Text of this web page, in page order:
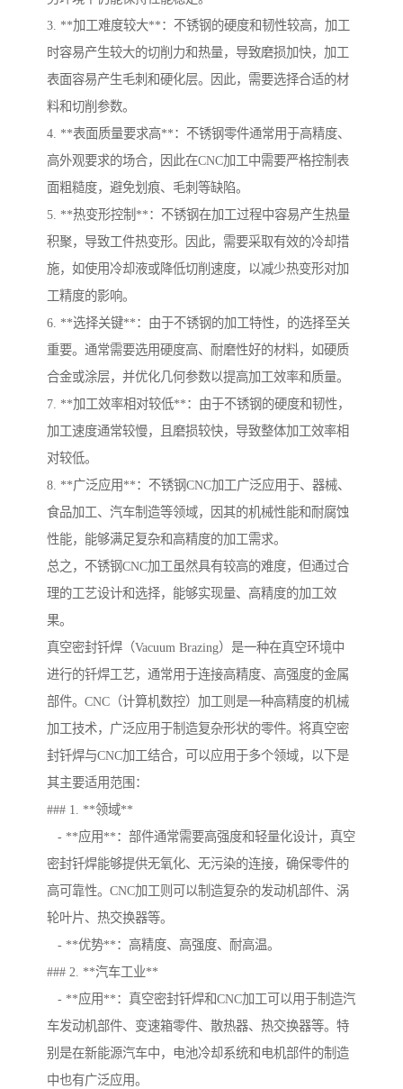
3. **加工难度较大**：不锈钢的硬度和韧性较高，加工
时容易产生较大的切削力和热量，导致磨损加快，加工
表面容易产生毛刺和硬化层。因此，需要选择合适的材
料和切削参数。
4. **表面质量要求高**：不锈钢零件通常用于高精度、
高外观要求的场合，因此在CNC加工中需要严格控制表
面粗糙度，避免划痕、毛刺等缺陷。
5. **热变形控制**：不锈钢在加工过程中容易产生热量
积聚，导致工件热变形。因此，需要采取有效的冷却措
施，如使用冷却液或降低切削速度，以减少热变形对加
工精度的影响。
6. **选择关键**：由于不锈钢的加工特性，的选择至关
重要。通常需要选用硬度高、耐磨性好的材料，如硬质
合金或涂层，并优化几何参数以提高加工效率和质量。
7. **加工效率相对较低**：由于不锈钢的硬度和韧性，
加工速度通常较慢，且磨损较快，导致整体加工效率相
对较低。
8. **广泛应用**：不锈钢CNC加工广泛应用于、器械、
食品加工、汽车制造等领域，因其的机械性能和耐腐蚀
性能，能够满足复杂和高精度的加工需求。
总之，不锈钢CNC加工虽然具有较高的难度，但通过合
理的工艺设计和选择，能够实现量、高精度的加工效
果。
真空密封钎焊（Vacuum Brazing）是一种在真空环境中
进行的钎焊工艺，通常用于连接高精度、高强度的金属
部件。CNC（计算机数控）加工则是一种高精度的机械
加工技术，广泛应用于制造复杂形状的零件。将真空密
封钎焊与CNC加工结合，可以应用于多个领域，以下是
其主要适用范围：
### 1. **领域**
- **应用**：部件通常需要高强度和轻量化设计，真空
密封钎焊能够提供无氧化、无污染的连接，确保零件的
高可靠性。CNC加工则可以制造复杂的发动机部件、涡
轮叶片、热交换器等。
- **优势**：高精度、高强度、耐高温。
### 2. **汽车工业**
- **应用**：真空密封钎焊和CNC加工可以用于制造汽
车发动机部件、变速箱零件、散热器、热交换器等。特
别是在新能源汽车中，电池冷却系统和电机部件的制造
中也有广泛应用。